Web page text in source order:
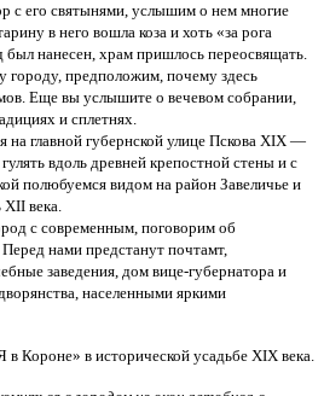
с его святынями, услышим о нем многие
в него вошла коза и хоть «за рога
был нанесен, храм пришлось переосвящать.
предположим, почему здесь
Еще вы услышите о вечевом собрании,
и сплетнях.
на главной губернской улице Пскова XIX —
вдоль древней крепостной стены и с
полюбуемся видом на район Завеличье и
века.
с современным, поговорим об
нами предстанут почтамт,
заведения, дом вице-губернатора и
населенными яркими
в Короне» в исторической усадьбе XIX века.